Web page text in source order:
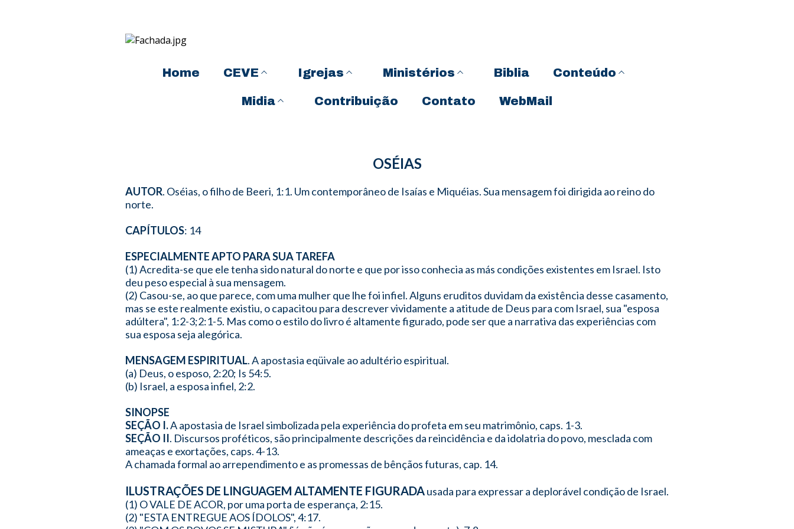
Home CEVE Igrejas Ministérios Biblia Conteúdo
Midia Contribuição Contato WebMail
OSÉIAS
AUTOR. Oséias, o filho de Beeri, 1:1. Um contemporâneo de Isaías e Miquéias. Sua mensagem foi dirigida ao reino do
norte.
CAPÍTULOS: 14
ESPECIALMENTE APTO PARA SUA TAREFA
(1) Acredita-se que ele tenha sido natural do norte e que por isso conhecia as más condições existentes em Israel. Isto
deu peso especial à sua mensagem.
(2) Casou-se, ao que parece, com uma mulher que lhe foi infiel. Alguns eruditos duvidam da existência desse casamento,
mas se este realmente existiu, o capacitou para descrever vividamente a atitude de Deus para com Israel, sua "esposa
adúltera", 1:2-3;2:1-5. Mas como o estilo do livro é altamente figurado, pode ser que a narrativa das experiências com
sua esposa seja alegórica.
MENSAGEM ESPIRITUAL. A apostasia eqüivale ao adultério espiritual.
(a) Deus, o esposo, 2:20; Is 54:5.
(b) Israel, a esposa infiel, 2:2.
SINOPSE
SEÇÃO I.A apostasia de Israel simbolizada pela experiência do profeta em seu matrimônio, caps. 1-3.
SEÇÃO II. Discursos proféticos, são principalmente descrições da reincidência e da idolatria do povo, mesclada com
ameaças e exortações, caps. 4-13.
A chamada formal ao arrependimento e as promessas de bênçãos futuras, cap. 14.
ILUSTRAÇÕES DE LINGUAGEM ALTAMENTE FIGURADAusada para expressar a deplorável condição de Israel.
(1) O VALE DE ACOR, por uma porta de esperança, 2:15.
(2) "ESTA ENTREGUE AOS ÍDOLOS", 4:17.